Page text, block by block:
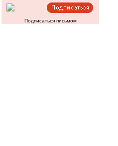
Подписаться письмом